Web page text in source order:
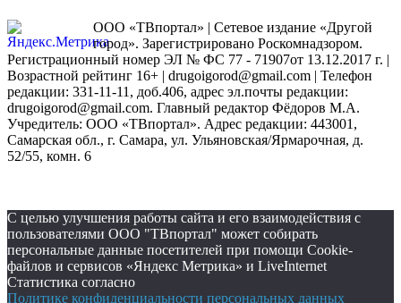
ООО «ТВпортал» | Сетевое издание «Другой
город». Зарегистрировано Роскомнадзором.
Регистрационный номер ЭЛ № ФС 77 - 71907от 13.12.2017 г. |
Возрастной рейтинг 16+ | drugoigorod@gmail.com | Телефон
редакции: 331-11-11, доб.406, адрес эл.почты редакции:
drugoigorod@gmail.com. Главный редактор Фёдоров М.А.
Учредитель: ООО «ТВпортал». Адрес редакции: 443001,
Самарская обл., г. Самара, ул. Ульяновская/Ярмарочная, д.
52/55, комн. 6
С целью улучшения работы сайта и его взаимодействия с
пользователями ООО "ТВпортал" может собирать
персональные данные посетителей при помощи Cookie-
файлов и сервисов «Яндекс Метрика» и LiveInternet
Статистика согласно
Политике конфиденциальности персональных данных